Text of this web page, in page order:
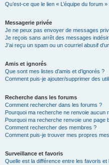
Qu’est-ce que le lien « L’équipe du forum »
Messagerie privée
Je ne peux pas envoyer de messages
Je reçois sans arrêt des messages
J’ai reçu un spam ou un courriel abusif
Amis et ignorés
Que sont mes listes d’amis et d’ignorés ?
Comment puis-je ajouter/supprimer des
Recherche dans les forums
Comment rechercher dans les forums ?
Pourquoi ma recherche ne renvoie aucun
Pourquoi ma recherche renvoie une page
Comment rechercher des membres ?
Comment puis-je trouver mes propres
Surveillance et favoris
Quelle est la différence entre les favoris et